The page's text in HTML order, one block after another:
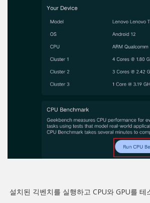
설치된 긱벤치를 실행하고 CPU와 GPU를 테